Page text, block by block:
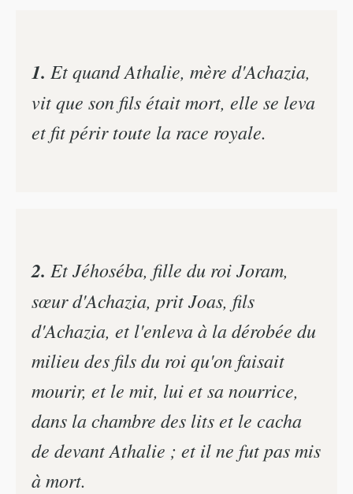
1. Et quand Athalie, mère d'Achazia,
vit que son fils était mort, elle se leva
et fit périr toute la race royale.
2. Et Jéhoséba, fille du roi Joram,
sœur d'Achazia, prit Joas, fils
d'Achazia, et l'enleva à la dérobée du
milieu des fils du roi qu'on faisait
mourir, et le mit, lui et sa nourrice,
dans la chambre des lits et le cacha
de devant Athalie ; et il ne fut pas mis
à mort.